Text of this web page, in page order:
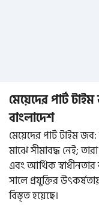
মেয়েদের পার্ট
বাংলাদেশ
মেয়েদের পার্ট টাইম
মাঝে সীমাবদ্ধ নেই;
এবং আর্থিক
সালে প্রযুক্তির
বিস্তৃত হয়েছে।